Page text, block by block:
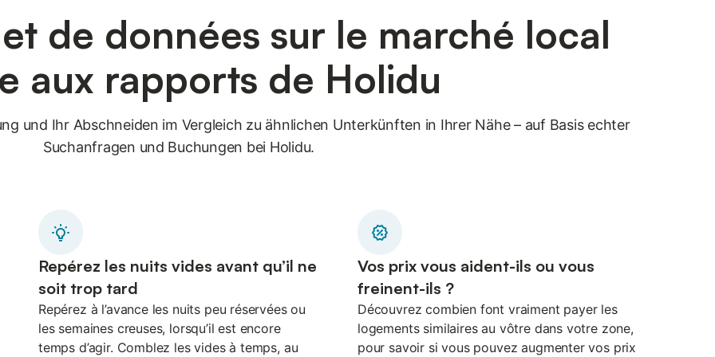
de données sur le marché local
aux rapports de Holidu
und Ihr Abschneiden im Vergleich zu ähnlichen Unterkünften in Ihrer Nähe – auf Basis echter
Suchanfragen und Buchungen bei Holidu.
Repérez les nuits vides avant qu’il ne
soit trop tard
Repérez à l’avance les nuits peu réservées ou
les semaines creuses, lorsqu’il est encore
temps d’agir. Comblez les vides à temps, au
Vos prix vous aident-ils ou vous
freinent-ils ?
Découvrez combien font vraiment payer les
logements similaires au vôtre dans votre zone,
pour savoir si vous pouvez augmenter vos prix